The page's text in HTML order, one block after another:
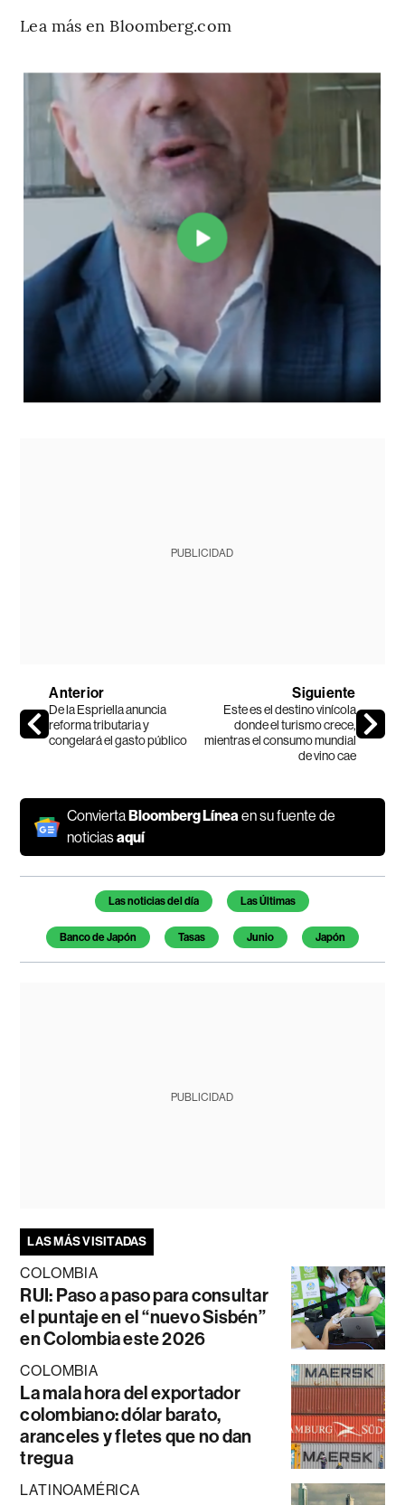
Lea más en Bloomberg.com
PUBLICIDAD
Anterior
De la Espriella anuncia
reforma tributaria y
congelará el gasto público
Siguiente
Este es el destino vinícola
donde el turismo crece,
mientras el consumo mundial
de vino cae
ConviertaBloomberg Líneaen su fuente de
noticiasaquí
Temas de este artículo
Las noticias del día Las Últimas
Banco de Japón Tasas Junio Japón
PUBLICIDAD
LAS MÁS VISITADAS
COLOMBIA
RUI: Paso a paso para consultar
el puntaje en el “nuevo Sisbén”
en Colombia este 2026
COLOMBIA
La mala hora del exportador
colombiano: dólar barato,
aranceles y fletes que no dan
tregua
LATINOAMÉRICA